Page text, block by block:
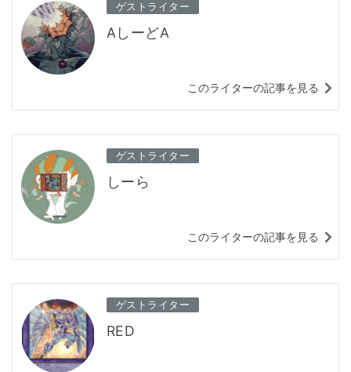
ゲストライター
AしーどA
このライターの記事を見る
ゲストライター
しーら
このライターの記事を見る
ゲストライター
RED